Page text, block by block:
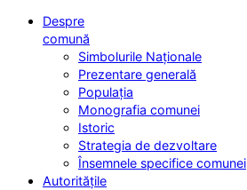
Despre
comună
Simbolurile Naționale
Prezentare generală
Populația
Monografia comunei
Istoric
Strategia de dezvoltare
Însemnele specifice comunei
Autoritățile